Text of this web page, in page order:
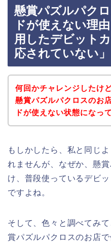
懸賞パズルパク
ドが使えない理
用したデビット
応されていない」
何回かチャレンジしたけ
懸賞パズルパクロスのお
ドが使えない状態になっ
もしかしたら、私と同じ
れませんが、なぜか、懸
け、普段使っているデビ
ですよね。
そして、色々と調べてみ
賞パズルパクロスのお店